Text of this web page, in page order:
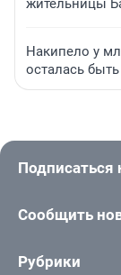
жительницы
Накипело у
осталась
Подписаться
Сообщить
Рубрики